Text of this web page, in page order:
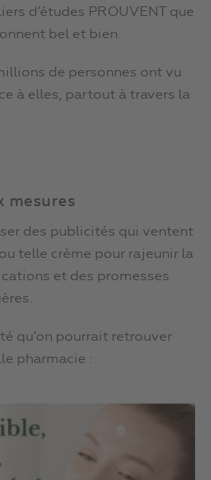
d’études PROUVENT que
bel et bien.
de personnes ont vu
à elles, partout à travers la
mesures
des publicités qui ventent
telle crème pour rajeunir la
et des promesses
qu’on pourrait retrouver
pharmacie :